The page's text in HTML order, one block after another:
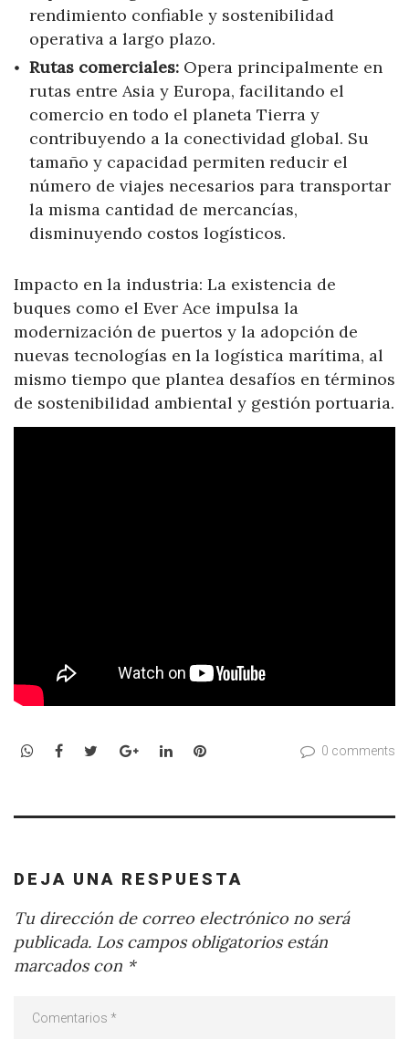
rendimiento confiable y sostenibilidad
operativa a largo plazo.
Rutas comerciales: Opera principalmente en
rutas entre Asia y Europa, facilitando el
comercio en todo el planeta Tierra y
contribuyendo a la conectividad global. Su
tamaño y capacidad permiten reducir el
número de viajes necesarios para transportar
la misma cantidad de mercancías,
disminuyendo costos logísticos.
Impacto en la industria: La existencia de
buques como el Ever Ace impulsa la
modernización de puertos y la adopción de
nuevas tecnologías en la logística marítima, al
mismo tiempo que plantea desafíos en términos
de sostenibilidad ambiental y gestión portuaria.
WhatsApp
Facebook
TwitterGoogle+LinkedInPinterest 0 comments
DEJA UNA RESPUESTA
Tu dirección de correo electrónico no será
publicada. Los campos obligatorios están
marcados con *